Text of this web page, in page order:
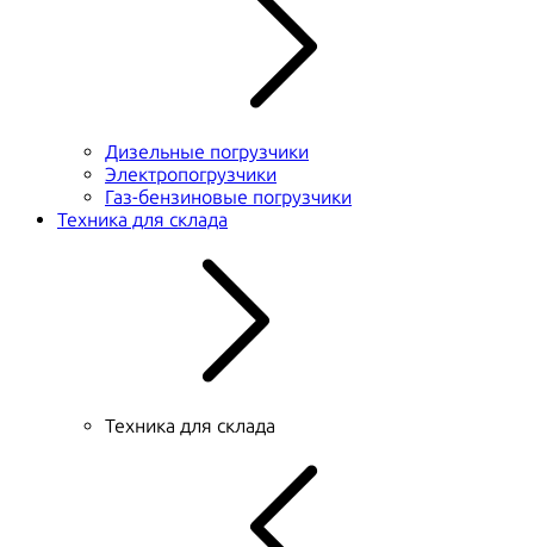
Дизельные погрузчики
Электропогрузчики
Газ-бензиновые погрузчики
Техника для склада
Техника для склада